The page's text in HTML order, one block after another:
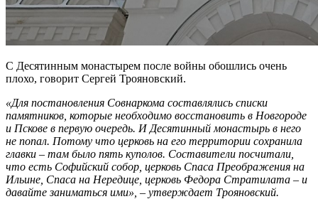
С Десятинным монастырем после войны обошлись очень
плохо, говорит Сергей Трояновский.
«Для постановления Совнаркома составлялись списки
памятников, которые необходимо восстановить в Новгороде
и Пскове в первую очередь. И Десятинный монастырь в него
не попал. Потому что церковь на его территории сохранила
главки – там было пять куполов. Составители посчитали,
что есть Софийский собор, церковь Спаса Преображения на
Ильине, Спаса на Нередице, церковь Федора Стратилата – и
давайте заниматься ими», – утверждает Трояновский.